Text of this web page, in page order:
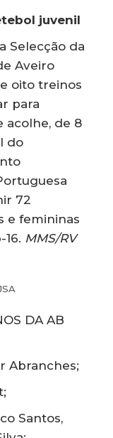
juvenil
Selecção da
Aveiro
oito treinos
para
acolhe, de 8
do
72
e femininas
MMS/RV
DA AB
Abranches;
Santos,